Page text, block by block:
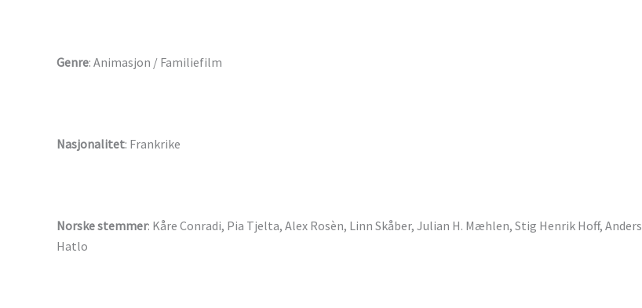
Genre: Animasjon / Familiefilm
Nasjonalitet: Frankrike
Norske stemmer: Kåre Conradi, Pia Tjelta, Alex Rosèn, Linn Skåber, Julian H. Mæhlen, Stig Henrik Hoff, Anders
Hatlo